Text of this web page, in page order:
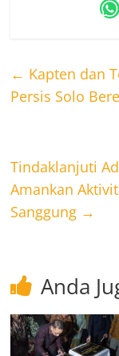
← Kapten dan
Persis Solo
Tindaklanjuti
Amankan
Sanggung →
Anda